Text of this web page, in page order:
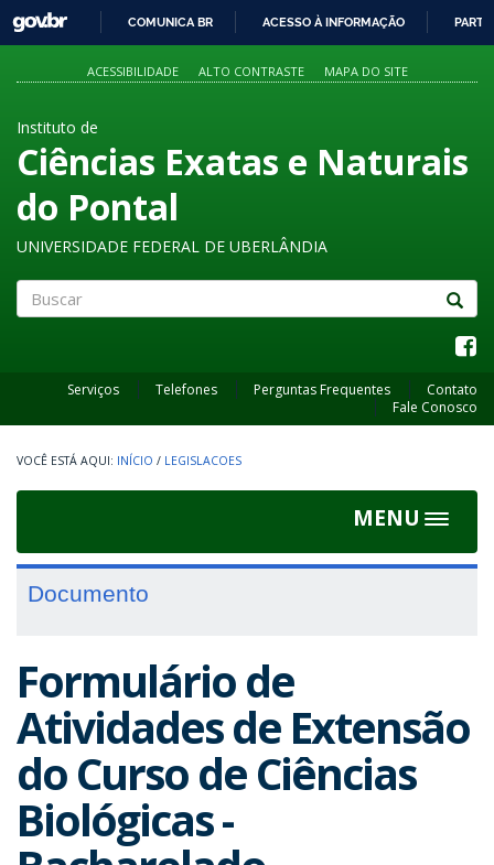
PARA
O
GOVBR
COMUNICA BR ACESSO À INFORMAÇÃO
ACESSIBILIDADE ALTO CONTRASTE MAPA DO SITE
Instituto de
Ciências Exatas e Naturais
do Pontal
UNIVERSIDADE FEDERAL DE UBERLÂNDIA
Serviços Telefones Perguntas Frequentes
Contato
Fale Conosco
INÍCIO / LEGISLACOES
MENU
Toggle
Documento
Formulário de
Atividades de Extensão
do Curso de Ciências
Biológicas -